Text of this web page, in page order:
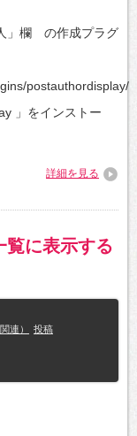
」欄 の作成プラグ
postauthordisplay/
」をインストー
詳細を見る
覧に表示する
連）
投稿